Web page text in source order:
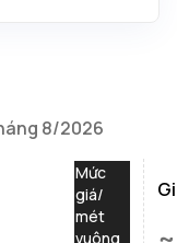
8/2026
Mức
giá/
mét
vuông